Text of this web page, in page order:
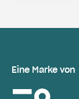
Eine Marke von